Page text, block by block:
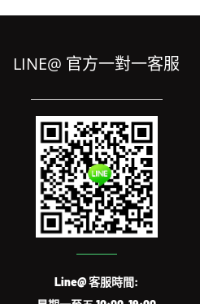
LINE@ 官方一對一客服
Line@ 客服時間: